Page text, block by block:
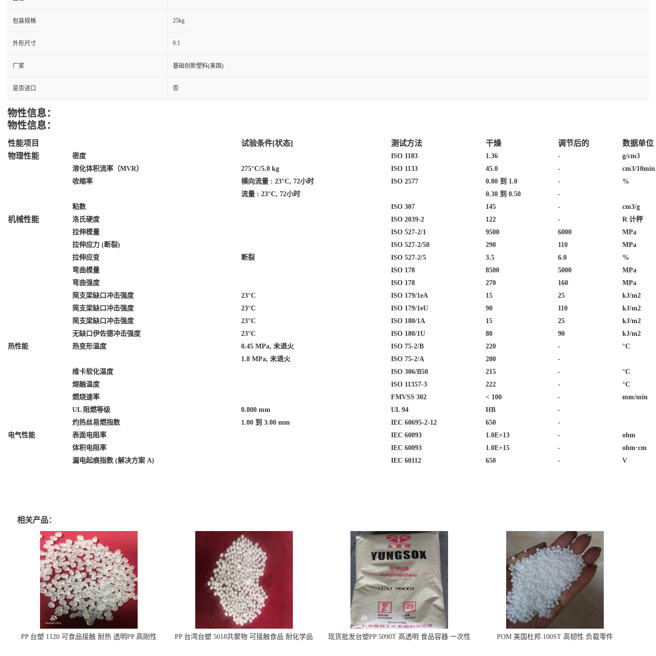
包装规格 25kg
外形尺寸 0.1
厂家 基础创新塑料(美国)
是否进口 否
物性信息：
物性信息：
性能项目 试验条件[状态] 测试方法 干燥 调节后的
数据单位
物理性能
密度 ISO 1183 1.36 -
g/cm3
溶化体积流率（MVR）
275°C/5.0 kg ISO 1133 45.0 -
cm3/10min
收缩率
横向流量 : 23°C, 72小时 ISO 2577 0.80 到 1.0 -
%
流量 : 23°C, 72小时 0.30 到 0.50
-
粘数
ISO 307 145 - cm3/g
机械性能 洛氏硬度 ISO 2039-2 122 -
R 计秤
拉伸模量
ISO 527-2/1 9500 6000
MPa
拉伸应力 (断裂) ISO 527-2/50 290 110
MPa
拉伸应变
断裂 ISO 527-2/5 3.5 6.0
%
弯曲模量
ISO 178 8500 5000
MPa
弯曲强度
ISO 178 270 160
MPa
简支梁缺口冲击强度
23°C ISO 179/1eA 15 25
kJ/m2
简支梁缺口冲击强度
23°C ISO 179/1eU 90 110
kJ/m2
简支梁缺口冲击强度
23°C ISO 180/1A 15 25
kJ/m2
无缺口伊佐德冲击强度
23°C ISO 180/1U 80 90
kJ/m2
热性能
热变形温度 0.45 MPa, 未退火 ISO 75-2/B 220 -
°C
1.8 MPa, 未退火
ISO 75-2/A 200
-
维卡软化温度
ISO 306/B50 215 -
°C
熔融温度
ISO 11357-3 222 -
°C
燃烧速率
FMVSS 302 < 100 -
mm/min
UL 阻燃等级
0.800 mm UL 94 HB
-
灼热丝易燃指数
1.00 到 3.00 mm IEC 60695-2-12 650
-
电气性能
表面电阻率 IEC 60093 1.0E+13 -
ohm
体积电阻率
IEC 60093 1.0E+15 -
ohm·cm
漏电起痕指数 (解决方案 A) IEC 60112 650 - V
相关产品：
PP 台塑 1120 可食品接触 耐热 透明PP 高刚性
PP 台湾台塑 5018共聚物 可接触食品 耐化学品
现货批发台塑PP 5090T 高透明 食品容器 一次性
POM 美国杜邦 100ST 高韧性 负载零件